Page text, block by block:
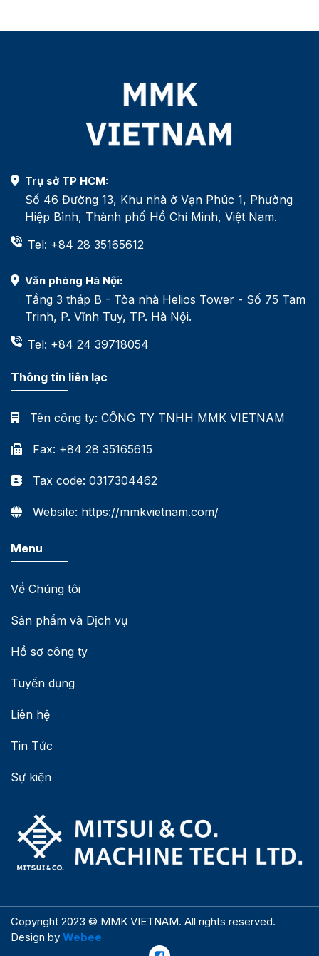
Trụ sở TP HCM:
Số 46 Đường 13, Khu nhà ở Vạn Phúc 1, Phường
Hiệp Bình, Thành phố Hồ Chí Minh, Việt Nam.
Tel: +84 28 35165612
Văn phòng Hà Nội:
Tầng 3 tháp B - Tòa nhà Helios Tower - Số 75 Tam
Trinh, P. Vĩnh Tuy, TP. Hà Nội.
Tel: +84 24 39718054
Thông tin liên lạc
Tên công ty: CÔNG TY TNHH MMK VIETNAM
Fax: +84 28 35165615
Tax code: 0317304462
Website: https://mmkvietnam.com/
Menu
Về Chúng tôi
Sản phẩm và Dịch vụ
Hồ sơ công ty
Tuyển dụng
Liên hệ
Tin Tức
Sự kiện
Copyright 2023 © MMK VIETNAM. All rights reserved.
Design by Webee